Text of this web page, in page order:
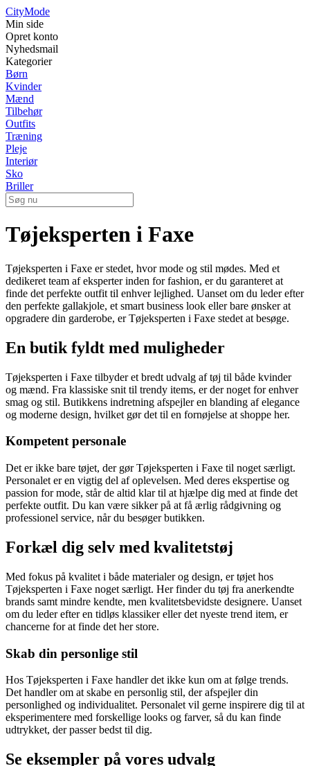
CityMode
Min side
Opret konto
Nyhedsmail
Kategorier
Børn
Kvinder
Mænd
Tilbehør
Outfits
Træning
Pleje
Interiør
Sko
Briller
Tøjeksperten i Faxe
Tøjeksperten i Faxe er stedet, hvor mode og stil mødes. Med et
dedikeret team af eksperter inden for fashion, er du garanteret at
finde det perfekte outfit til enhver lejlighed. Uanset om du leder efter
den perfekte gallakjole, et smart business look eller bare ønsker at
opgradere din garderobe, er Tøjeksperten i Faxe stedet at besøge.
En butik fyldt med muligheder
Tøjeksperten i Faxe tilbyder et bredt udvalg af tøj til både kvinder
og mænd. Fra klassiske snit til trendy items, er der noget for enhver
smag og stil. Butikkens indretning afspejler en blanding af elegance
og moderne design, hvilket gør det til en fornøjelse at shoppe her.
Kompetent personale
Det er ikke bare tøjet, der gør Tøjeksperten i Faxe til noget særligt.
Personalet er en vigtig del af oplevelsen. Med deres ekspertise og
passion for mode, står de altid klar til at hjælpe dig med at finde det
perfekte outfit. Du kan være sikker på at få ærlig rådgivning og
professionel service, når du besøger butikken.
Forkæl dig selv med kvalitetstøj
Med fokus på kvalitet i både materialer og design, er tøjet hos
Tøjeksperten i Faxe noget særligt. Her finder du tøj fra anerkendte
brands samt mindre kendte, men kvalitetsbevidste designere. Uanset
om du leder efter en tidløs klassiker eller det nyeste trend item, er
chancerne for at finde det her store.
Skab din personlige stil
Hos Tøjeksperten i Faxe handler det ikke kun om at følge trends.
Det handler om at skabe en personlig stil, der afspejler din
personlighed og individualitet. Personalet vil gerne inspirere dig til at
eksperimentere med forskellige looks og farver, så du kan finde
udtrykket, der passer bedst til dig.
Se eksempler på vores udvalg